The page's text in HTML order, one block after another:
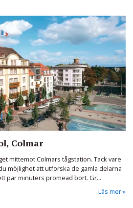
Colmar
mittemot Colmars tågstation. Tack vare
möjlighet att utforska de gamla delarna
par minuters promead bort. Gr...
Läs mer